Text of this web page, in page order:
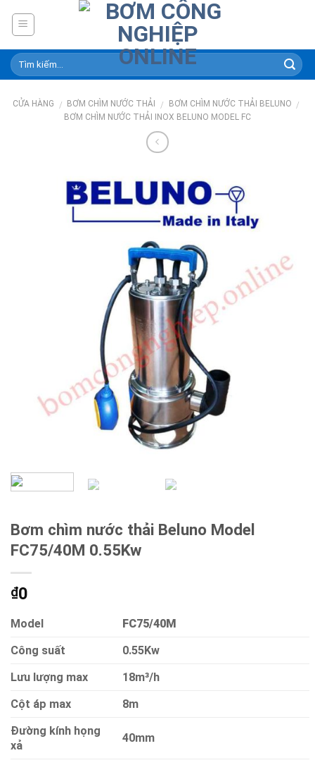
CỬA HÀNG / BƠM CHÌM NƯỚC THẢI / BƠM CHÌM NƯỚC THẢI BELUNO /
BƠM CHÌM NƯỚC THẢI INOX BELUNO MODEL FC
Bơm chìm nước thải Beluno Model
FC75/40M 0.55Kw
₫0
Model
FC75/40M
Công suất
0.55Kw
Lưu lượng max
18m³/h
Cột áp max
8m
Đường kính họng
xả
40mm